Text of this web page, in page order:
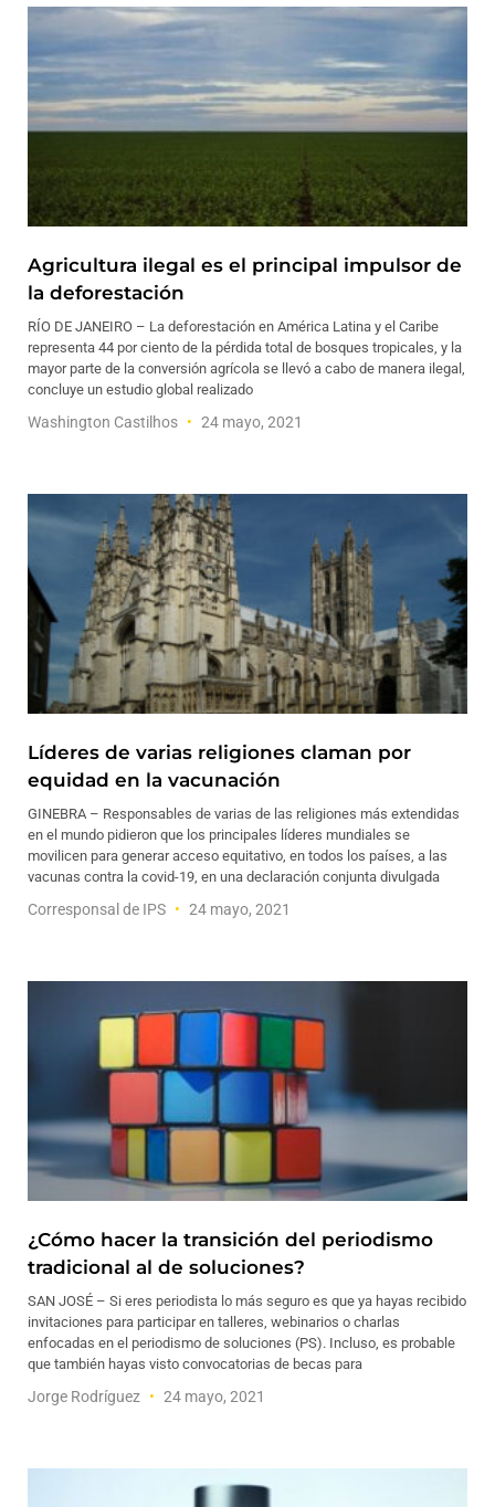
Agricultura ilegal es el principal impulsor de
la deforestación
RÍO DE JANEIRO – La deforestación en América Latina y el Caribe
representa 44 por ciento de la pérdida total de bosques tropicales, y la
mayor parte de la conversión agrícola se llevó a cabo de manera ilegal,
concluye un estudio global realizado
Washington Castilhos 24 mayo, 2021
Líderes de varias religiones claman por
equidad en la vacunación
GINEBRA – Responsables de varias de las religiones más extendidas
en el mundo pidieron que los principales líderes mundiales se
movilicen para generar acceso equitativo, en todos los países, a las
vacunas contra la covid-19, en una declaración conjunta divulgada
Corresponsal de IPS 24 mayo, 2021
¿Cómo hacer la transición del periodismo
tradicional al de soluciones?
SAN JOSÉ – Si eres periodista lo más seguro es que ya hayas recibido
invitaciones para participar en talleres, webinarios o charlas
enfocadas en el periodismo de soluciones (PS). Incluso, es probable
que también hayas visto convocatorias de becas para
Jorge Rodríguez 24 mayo, 2021